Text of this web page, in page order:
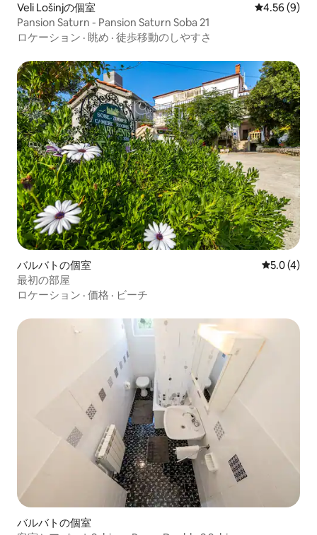
Veli Lošinjの個室 レビュー9
4.56 (9)
Pansion Saturn - Pansion Saturn Soba 21
ロケーション · 眺め · 徒歩移動のしやすさ
バルバトの個室 レビュー4
5.0 (4)
最初の部屋
ロケーション · 価格 · ビーチ
バルバトの個室